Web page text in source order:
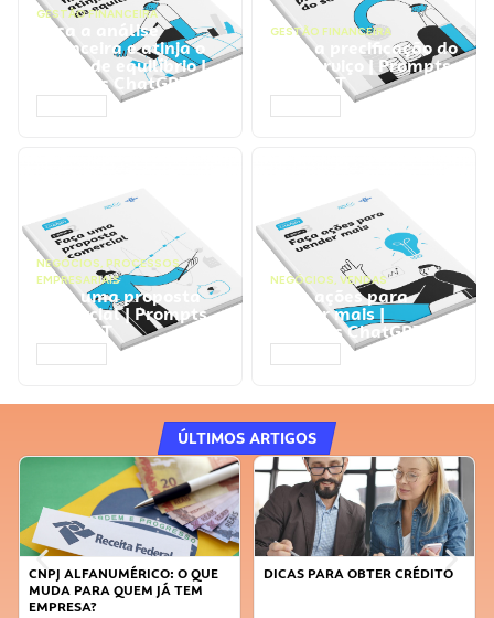
GESTÃO FINANCEIRA
Faça a análise
financeira e atinja o
ponto de equilíbrio |
Prompts ChatGPT
GESTÃO FINANCEIRA
Faça a precificação do
seu serviço | Prompts
ChatGPT
NEGÓCIOS, PROCESSOS
EMPRESARIAIS
Faça uma proposta
comercial | Prompts
ChatGPT
NEGÓCIOS, VENDAS
Faça ações para
vender mais |
Prompts ChatGPT
ÚLTIMOS ARTIGOS
CNPJ ALFANUMÉRICO: O QUE
MUDA PARA QUEM JÁ TEM
EMPRESA?
DICAS PARA OBTER CRÉDITO